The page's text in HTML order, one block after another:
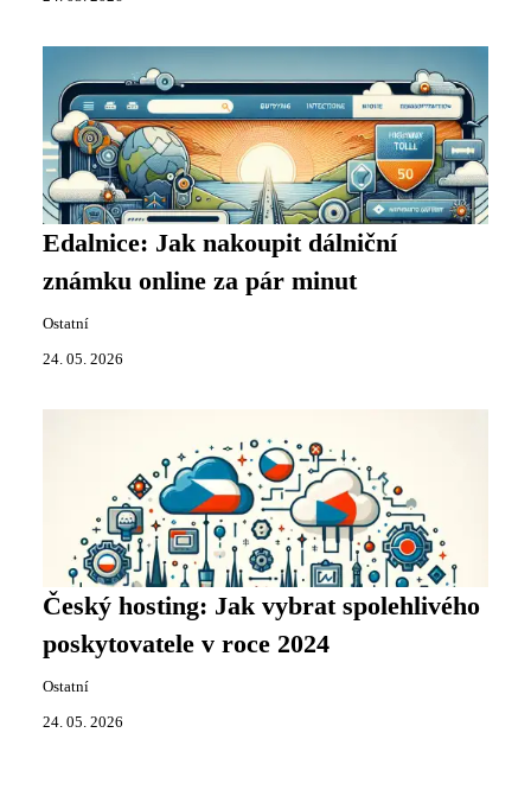
Edalnice: Jak nakoupit dálniční
známku online za pár minut
Ostatní
24. 05. 2026
Český hosting: Jak vybrat spolehlivého
poskytovatele v roce 2024
Ostatní
24. 05. 2026